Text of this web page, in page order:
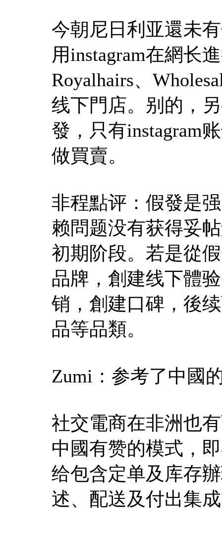
今朝尼日利亚還未
用instagram在網长
Royalhairs、
线下門店。别的，
發，只有instagram
做買賣。
非程點评：假發是
赖問题没有获得妥
初期阶段。若是從
品牌，創建线下體
销，創建口碑，後
品等品類。
Zumi：参考了中國
社交電商在非洲也
中國有赞的模式，
给包含定单及库存
述、配送及付出集